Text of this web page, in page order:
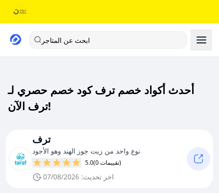
ابحث عن المتاجر
أحدث أكواد خصم ترف كود خصم حصري لـ
ترف الآن!
ترف
نوع واحد من زيت جوز الهند وهو الأجود
5.0 (0 تقييمات)
اخر تحديث: 07/08/2026